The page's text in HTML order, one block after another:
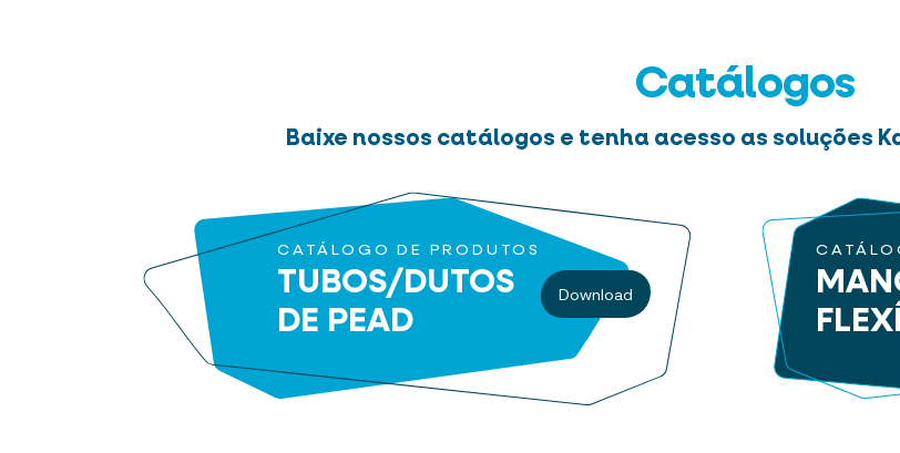
Catálogos
Baixe nossos catálogos e tenha acesso as soluções
CATÁLOGO DE PRODUTOS
TUBOS/DUTOS
DE PEAD
Download